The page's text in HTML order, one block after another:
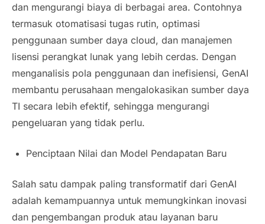
dan mengurangi biaya di berbagai area. Contohnya
termasuk otomatisasi tugas rutin, optimasi
penggunaan sumber daya cloud, dan manajemen
lisensi perangkat lunak yang lebih cerdas. Dengan
menganalisis pola penggunaan dan inefisiensi, GenAI
membantu perusahaan mengalokasikan sumber daya
TI secara lebih efektif, sehingga mengurangi
pengeluaran yang tidak perlu.
Penciptaan Nilai dan Model Pendapatan Baru
Salah satu dampak paling transformatif dari GenAI
adalah kemampuannya untuk memungkinkan inovasi
dan pengembangan produk atau layanan baru